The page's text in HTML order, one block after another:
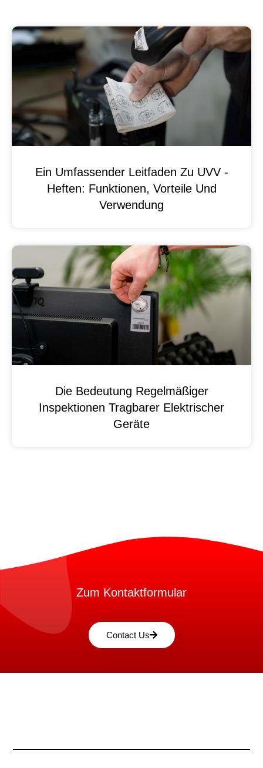
Ein Umfassender Leitfaden Zu UVV -
Heften: Funktionen, Vorteile Und
Verwendung
Die Bedeutung Regelmäßiger
Inspektionen Tragbarer Elektrischer
Geräte
Zum Kontaktformular
Contact Us